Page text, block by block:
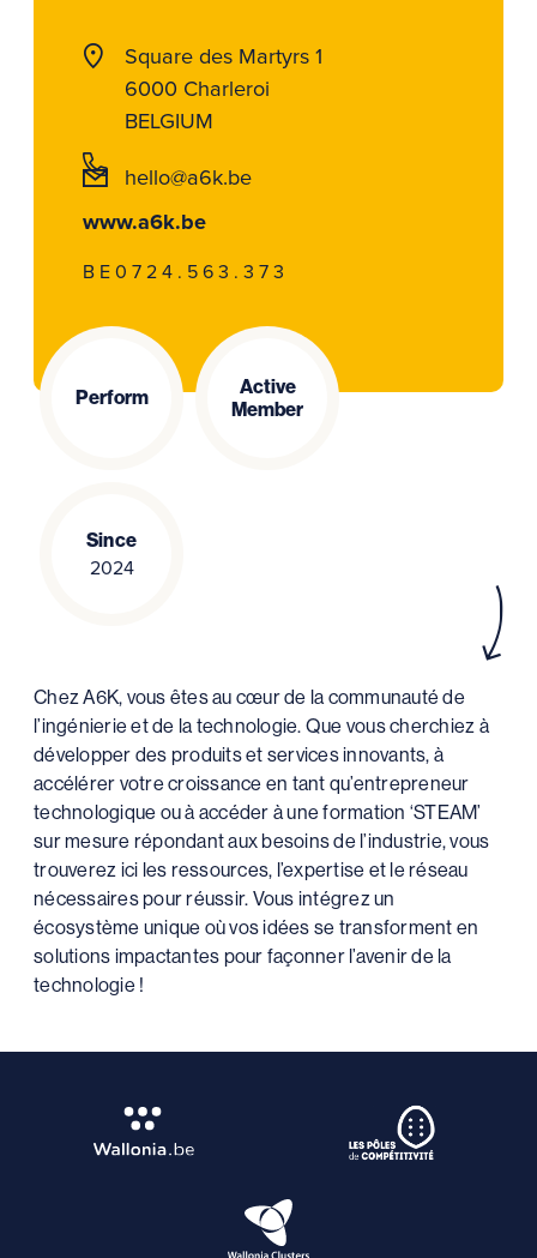
Square des Martyrs 1
6000 Charleroi
BELGIUM
hello@a6k.be
www.a6k.be
BE0724.563.373
Perform
Active
Member
Since
2024
Chez A6K, vous êtes au cœur de la communauté de
l’ingénierie et de la technologie. Que vous cherchiez à
développer des produits et services innovants, à
accélérer votre croissance en tant qu’entrepreneur
technologique ou à accéder à une formation ‘STEAM’
sur mesure répondant aux besoins de l’industrie, vous
trouverez ici les ressources, l’expertise et le réseau
nécessaires pour réussir. Vous intégrez un
écosystème unique où vos idées se transforment en
solutions impactantes pour façonner l’avenir de la
technologie !